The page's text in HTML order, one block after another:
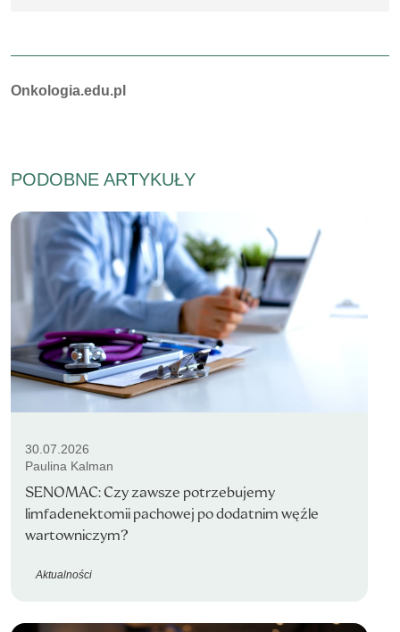
Autorzy:
Onkologia.edu.pl
PODOBNE ARTYKUŁY
30.07.2026
Paulina Kalman
SENOMAC: Czy zawsze potrzebujemy
limfadenektomii pachowej po dodatnim węźle
wartowniczym?
Aktualności